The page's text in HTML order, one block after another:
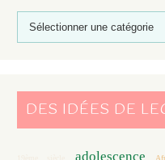
DES IDÉES DE
adolescence